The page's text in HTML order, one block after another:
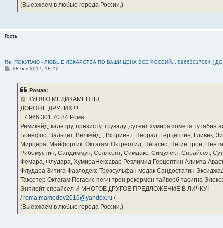
(Выезжаем в любые города России.)
Гость
Re: ПОКУПАЮ - ЛЮБЫЕ ЛЕКАРСТВА ПО ВАШИ ЦЕНА ВСЕ РОССИЙ... 89663017084 (
С28 янв 2017, 18:27
Ромаа:
КУПЛЮ МЕДИКАМЕНТЫ....
ДОРОЖЕ ДРУГИХ !!!
‪+7 966 301 70 84‬ Рома
Ремикейд, калетру, презисту, труваду ,сутент хумира зомета
Бонефос, Вальцит, Велкейд, , Вотриент, Неорал, Герцептин, Гливек,
Мирцера, Майфортик, Октагам, Октреотид, Пегасис, Пегие трон,
Рибомустин, Сандиммун, Селлсепт, Симдакс, Симулект, Спрайсел,
Фемара, Флудара, ХумираНексавар Ревлимид Герцептин Алимта
Флудара Зитига Фазлодекс Треосульфан медак Сандостатин
Таксотер Октагам Пегасис пегинтрон рекормон тайверб тасигна
Энплейт спрайсел И МНОГОЕ ДРУГОЕ ПРЕДЛОЖЕНИЕ В ЛИЧКУ!
/roma.mamedov2016@yandex.ru /
(Выезжаем в любые города России.)